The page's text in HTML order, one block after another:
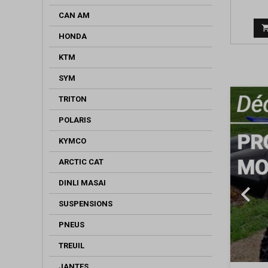
CAN AM
HONDA
KTM
SYM
TRITON
POLARIS
KYMCO
ARCTIC CAT
DINLI MASAI
SUSPENSIONS
PNEUS
TREUIL
